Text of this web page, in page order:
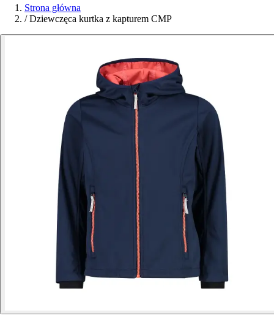
Strona główna
/ Dziewczęca kurtka z kapturem CMP